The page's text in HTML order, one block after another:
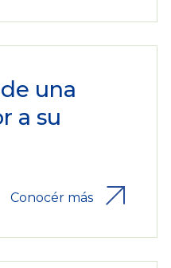
una
a su
Conocér más